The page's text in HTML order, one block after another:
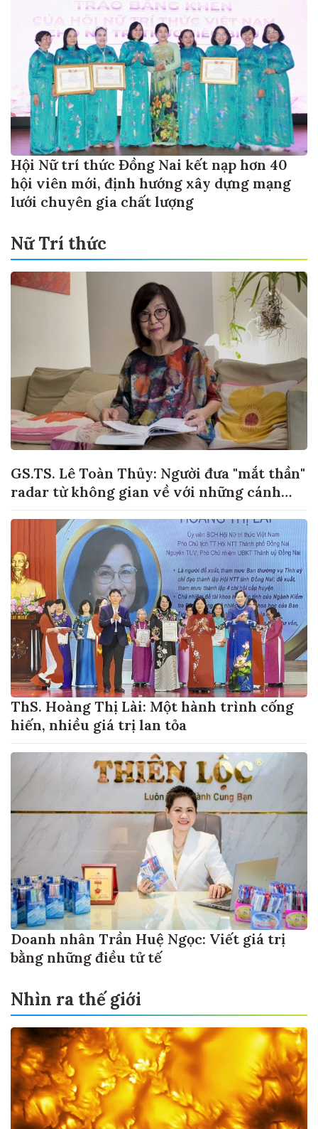
Hội Nữ trí thức Đồng Nai kết nạp hơn 40
hội viên mới, định hướng xây dựng mạng
lưới chuyên gia chất lượng
Nữ Trí thức
GS.TS. Lê Toàn Thủy: Người đưa "mắt thần"
radar từ không gian về với những cánh
ThS. Hoàng Thị Lài: Một hành trình cống
hiến, nhiều giá trị lan tỏa
Doanh nhân Trần Huệ Ngọc: Viết giá trị
bằng những điều tử tế
Nhìn ra thế giới